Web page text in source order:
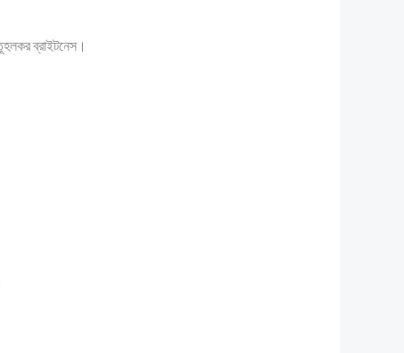
ব্রাইটনেস।